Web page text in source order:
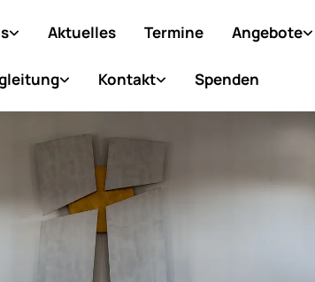
Aktuelles Termine Angebote
Kontakt Spenden